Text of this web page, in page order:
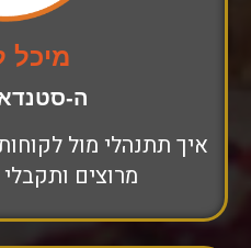
מיכל
ה-
איך תתנהלי מול
מרוצים